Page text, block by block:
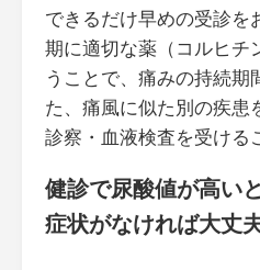
できるだけ早めの受診を
期に適切な薬（コルヒチ
うことで、痛みの持続期
た、痛風に似た別の疾患
診察・血液検査を受ける
健診で尿酸値が高い
症状がなければ大丈